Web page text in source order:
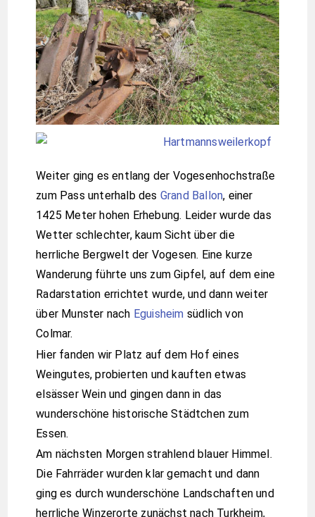
Weiter ging es entlang der Vogesenhochstraße
zum Pass unterhalb des Grand Ballon, einer
1425 Meter hohen Erhebung. Leider wurde das
Wetter schlechter, kaum Sicht über die
herrliche Bergwelt der Vogesen. Eine kurze
Wanderung führte uns zum Gipfel, auf dem eine
Radarstation errichtet wurde, und dann weiter
über Munster nach Eguisheim südlich von
Colmar.
Hier fanden wir Platz auf dem Hof eines
Weingutes, probierten und kauften etwas
elsässer Wein und gingen dann in das
wunderschöne historische Städtchen zum
Essen.
Am nächsten Morgen strahlend blauer Himmel.
Die Fahrräder wurden klar gemacht und dann
ging es durch wunderschöne Landschaften und
herrliche Winzerorte zunächst nach Turkheim,